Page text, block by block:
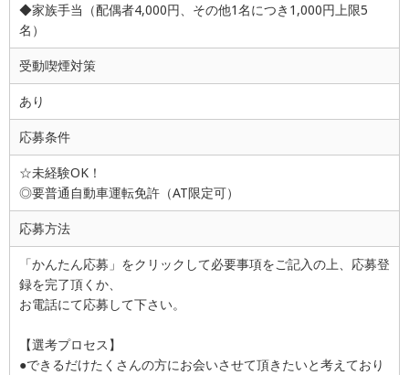
◆家族手当（配偶者4,000円、その他1名につき1,000円上限5
名）
受動喫煙対策
あり
応募条件
☆未経験OK！
◎要普通自動車運転免許（AT限定可）
応募方法
「かんたん応募」をクリックして必要事項をご記入の上、応募登
録を完了頂くか、
お電話にて応募して下さい。
【選考プロセス】
●できるだけたくさんの方にお会いさせて頂きたいと考えており